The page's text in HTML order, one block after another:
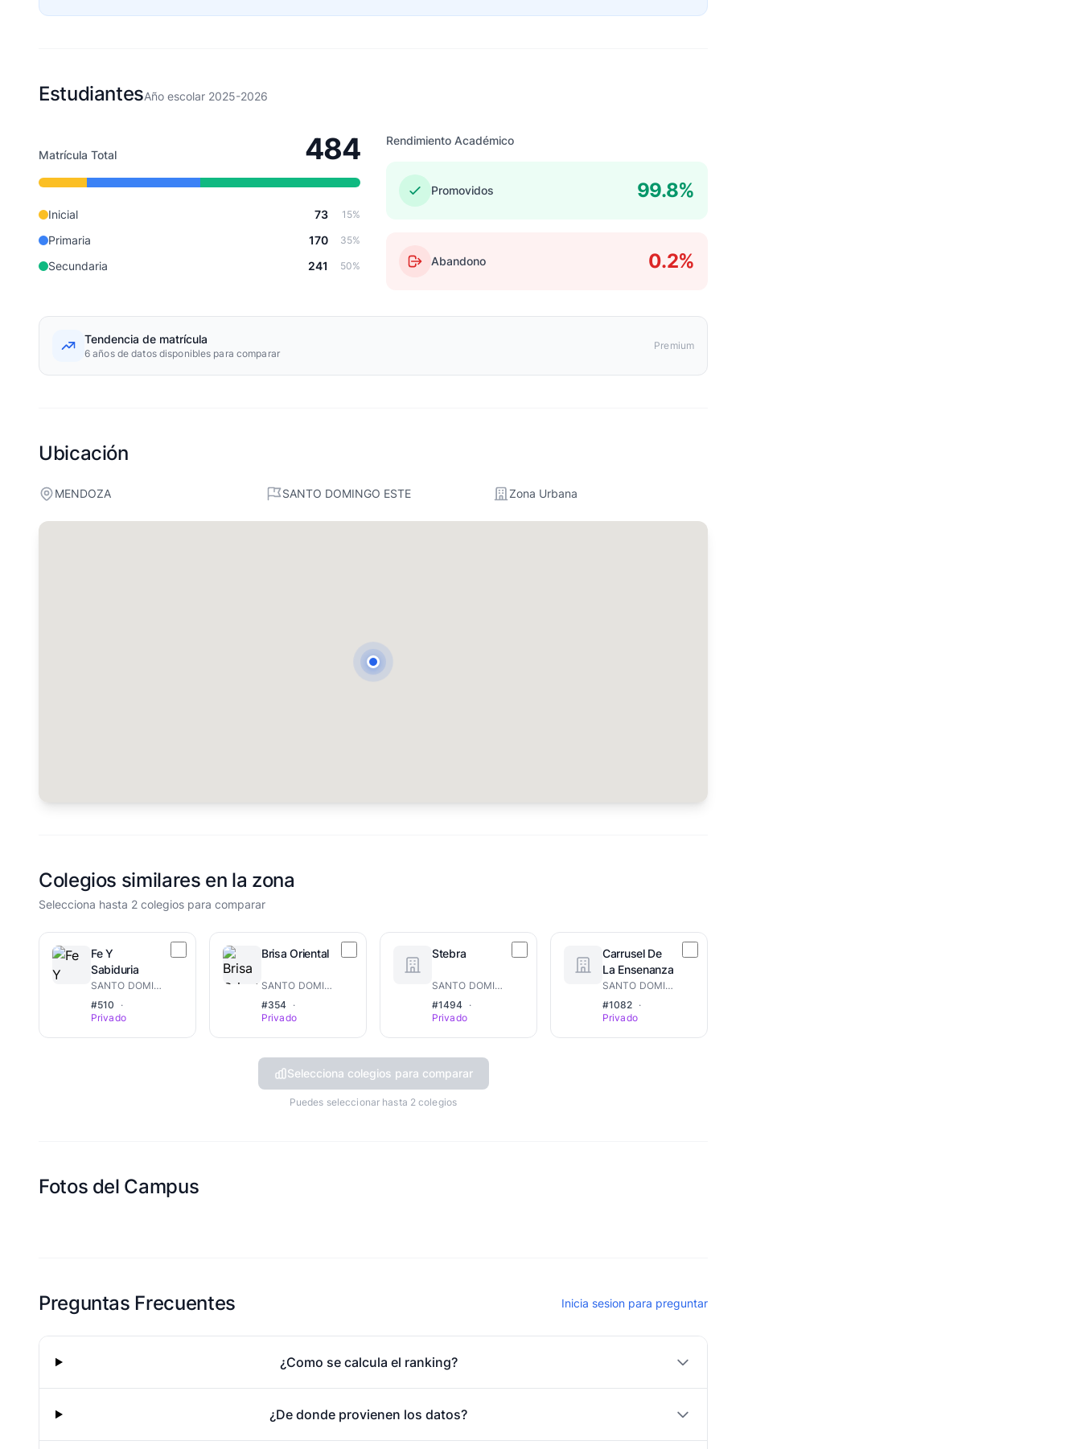
EstudiantesAño escolar 2025-2026
Matrícula Total 484
Inicial 73 15%
Primaria 170 35%
Secundaria 241 50%
Rendimiento Académico
Promovidos 99.8%
Abandono 0.2%
Tendencia de matrícula
6 años de datos disponibles para comparar
Premium
Ubicación
MENDOZA SANTO DOMINGO ESTE Zona Urbana
Colegios similares en la zona
Selecciona hasta 2 colegios para comparar
Fe Y
Sabiduria
SANTO DOMINGO ESTE
#510
·
Privado
Brisa Oriental
SANTO DOMINGO ESTE
#354 ·
Privado
Stebra
SANTO DOMINGO ESTE
#1494 ·
Privado
Carrusel De
La Ensenanza
SANTO DOMINGO ESTE
#1082 ·
Privado
Selecciona colegios para comparar
Puedes seleccionar hasta 2 colegios
Fotos del Campus
Preguntas Frecuentes Inicia sesion para preguntar
¿Como se calcula el ranking?
¿De donde provienen los datos?